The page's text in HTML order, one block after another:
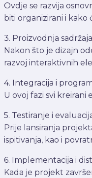
Ovdje se razvija
biti organizirani i kako
3. Proizvodnja sadržaja
Nakon što je dizajn
razvoj interaktivnih
4. Integracija i
U ovoj fazi svi
5. Testiranje i
Prije lansiranja
ispitivanja, kao i
6. Implementacija i
Kada je projekt